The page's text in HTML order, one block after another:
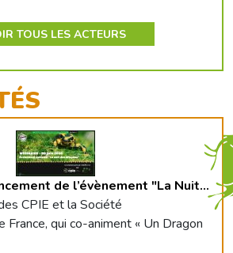
TOUS LES ACTEURS
de l’évènement "La Nuit...
CPIE et la Société
qui co-animent « Un Dragon